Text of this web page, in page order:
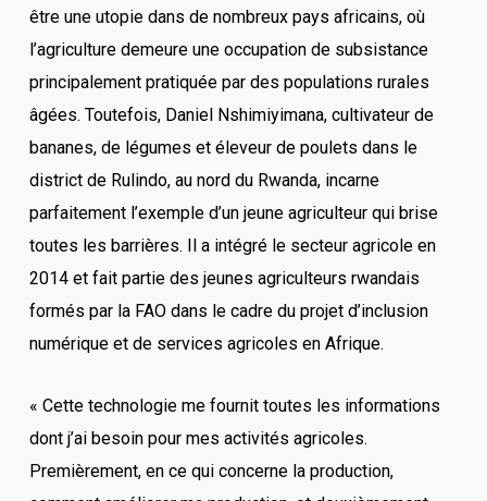
être une utopie dans de nombreux pays africains, où
l’agriculture demeure une occupation de subsistance
principalement pratiquée par des populations rurales
âgées. Toutefois, Daniel Nshimiyimana, cultivateur de
bananes, de légumes et éleveur de poulets dans le
district de Rulindo, au nord du Rwanda, incarne
parfaitement l’exemple d’un jeune agriculteur qui brise
toutes les barrières. Il a intégré le secteur agricole en
2014 et fait partie des jeunes agriculteurs rwandais
formés par la FAO dans le cadre du projet d’inclusion
numérique et de services agricoles en Afrique.
« Cette technologie me fournit toutes les informations
dont j’ai besoin pour mes activités agricoles.
Premièrement, en ce qui concerne la production,